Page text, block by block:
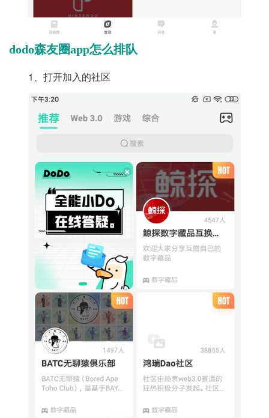
dodo森友圈app怎么排队
1、打开加入的社区